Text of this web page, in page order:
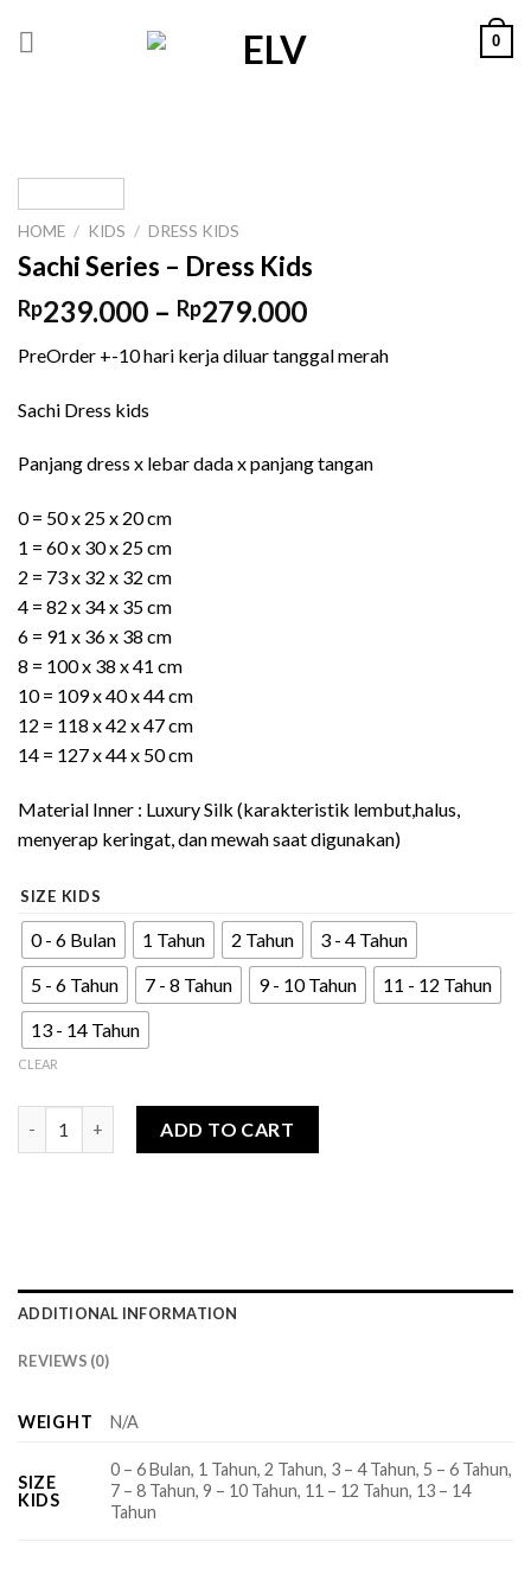
0
HOME / KIDS / DRESS KIDS
Sachi Series – Dress Kids
Rp239.000 – Rp279.000Price
Rp239.000
PreOrder +-10 hari kerja diluar tanggal merah
Sachi Dress kids
Panjang dress x lebar dada x panjang tangan
0 = 50 x 25 x 20 cm
1 = 60 x 30 x 25 cm
2 = 73 x 32 x 32 cm
4 = 82 x 34 x 35 cm
6 = 91 x 36 x 38 cm
8 = 100 x 38 x 41 cm
10 = 109 x 40 x 44 cm
12 = 118 x 42 x 47 cm
14 = 127 x 44 x 50 cm
Material Inner : Luxury Silk (karakteristik lembut,halus,
menyerap keringat, dan mewah saat digunakan)
SIZE KIDS
0 - 6 Bulan 1 Tahun 2 Tahun
3 - 4 Tahun
5 - 6 Tahun
7 - 8 Tahun 9 - 10 Tahun
11 - 12 Tahun
13 - 14 Tahun
CLEAR
ADD TO CART
ADDITIONAL INFORMATION
REVIEWS (0)
WEIGHT N/A
SIZE
KIDS
0 – 6 Bulan, 1 Tahun, 2 Tahun, 3 – 4 Tahun, 5 – 6 Tahun,
7 – 8 Tahun, 9 – 10 Tahun, 11 – 12 Tahun, 13 – 14
Tahun